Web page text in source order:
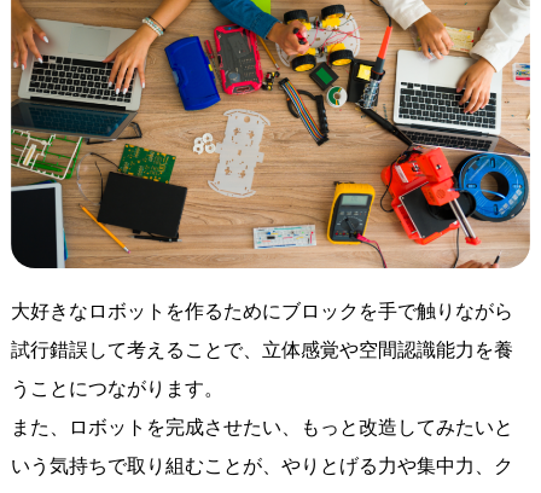
大好きなロボットを作るためにブロックを手で触りながら
試行錯誤して考えることで、立体感覚や空間認識能力を養
うことにつながります。
また、ロボットを完成させたい、もっと改造してみたいと
いう気持ちで取り組むことが、やりとげる力や集中力、ク